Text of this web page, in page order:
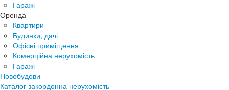
Гаражі
Оренда
Квартири
Будинки, дачі
Офісні приміщення
Комерційна нерухомість
Гаражі
Новобудови
Каталог закордонна нерухомість